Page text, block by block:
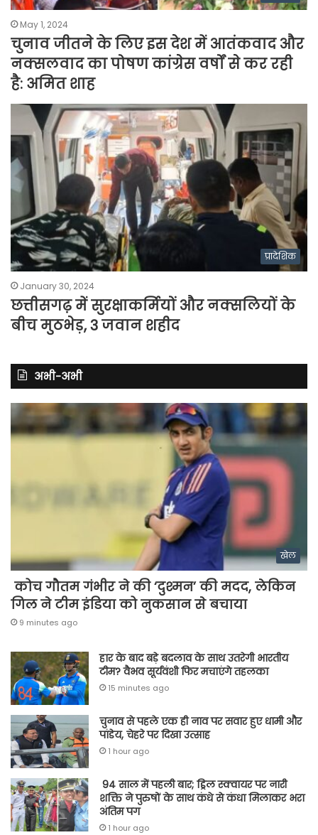
May 1, 2024
चुनाव जीतने के लिए इस देश में आतंकवाद और
नक्सलवाद का पोषण कांग्रेस वर्षों से कर रही
है: अमित शाह
प्रादेशिक
January 30, 2024
छत्तीसगढ़ में सुरक्षाकर्मियों और नक्सलियों के
बीच मुठभेड़, 3 जवान शहीद
अभी-अभी
खेल
कोच गौतम गंभीर ने की ‘दुश्मन’ की मदद, लेकिन
गिल ने टीम इंडिया को नुकसान से बचाया
9 minutes ago
हार के बाद बड़े बदलाव के साथ उतरेगी भारतीय
टीम? वैभव सूर्यवंशी फिर मचाएंगे तहलका
15 minutes ago
चुनाव से पहले एक ही नाव पर सवार हुए धामी और
पांडेय, चेहरे पर दिखा उत्साह
1 hour ago
94 साल में पहली बार; ड्रिल स्क्वायर पर नारी
शक्ति ने पुरुषों के साथ कंधे से कंधा मिलाकर भरा
अंतिम पग
1 hour ago